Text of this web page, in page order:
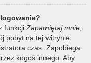
funkcji Zapamiętaj mnie
pobyt na tej witrynie
czas. Zapobiega
kogoś innego. Aby